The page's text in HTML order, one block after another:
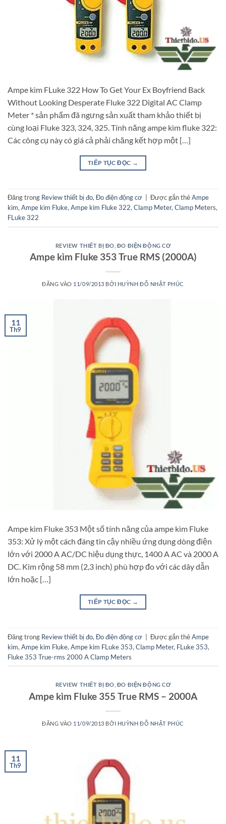
Ampe kìm FLuke 322 How To Get Your Ex Boyfriend Back
Without Looking Desperate Fluke 322 Digital AC Clamp
Meter * sản phẩm đã ngưng sản xuất tham khảo thiết bị
cùng loại Fluke 323, 324, 325. Tính năng ampe kìm fluke 322:
Các công cụ này có giá cả phải chăng kết hợp một […]
TIẾP TỤC ĐỌC →
Đăng trong Review thiết bị đo, Đo điện động cơ Được gắn thẻAmpe
kìm, Ampe kìm Fluke, Ampe kìm Fluke 322, Clamp Meter, Clamp Meters,
FLuke 322
REVIEW THIẾT BỊ ĐO ĐO ĐIỆN ĐỘNG CƠ
Ampe kìm Fluke 353 True RMS (2000A)
ĐĂNG VÀO 11/09/2013 BỞI HUỲNH ĐỖ NHẬT PHÚC
11
Th9
Ampe kìm Fluke 353 Một số tính năng của ampe kìm Fluke
353: Xử lý một cách đáng tin cậy nhiều ứng dụng dòng điện
lớn với 2000 A AC/DC hiệu dụng thực, 1400 A AC và 2000 A
DC. Kim rộng 58 mm (2,3 inch) phù hợp đo với các dây dẫn
lớn hoặc […]
TIẾP TỤC ĐỌC →
Đăng trong Review thiết bị đo, Đo điện động cơ Được gắn thẻAmpe
kìm, Ampe kìm Fluke, Ampe kìm FLuke 353, Clamp Meter, FLuke 353,
Fluke 353 True-rms 2000 A Clamp Meters
REVIEW THIẾT BỊ ĐO ĐO ĐIỆN ĐỘNG CƠ
Ampe kìm Fluke 355 True RMS – 2000A
ĐĂNG VÀO 11/09/2013 BỞI HUỲNH ĐỖ NHẬT PHÚC
11
Th9